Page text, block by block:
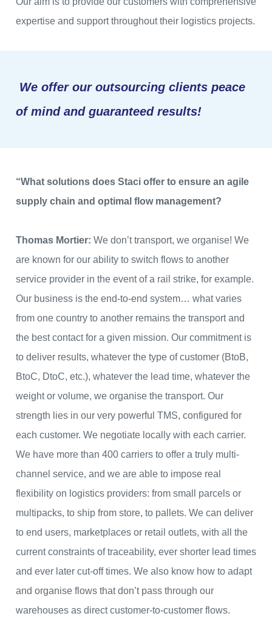
expertise and support throughout their logistics projects.
We offer our outsourcing clients peace
of mind and guaranteed results!
“What solutions does Staci offer to ensure an agile
supply chain and optimal flow management?
Thomas Mortier: We don’t transport, we organise! We
are known for our ability to switch flows to another
service provider in the event of a rail strike, for example.
Our business is the end-to-end system… what varies
from one country to another remains the transport and
the best contact for a given mission. Our commitment is
to deliver results, whatever the type of customer (BtoB,
BtoC, DtoC, etc.), whatever the lead time, whatever the
weight or volume, we organise the transport. Our
strength lies in our very powerful TMS, configured for
each customer. We negotiate locally with each carrier.
We have more than 400 carriers to offer a truly multi-
channel service, and we are able to impose real
flexibility on logistics providers: from small parcels or
multipacks, to ship from store, to pallets. We can deliver
to end users, marketplaces or retail outlets, with all the
current constraints of traceability, ever shorter lead times
and ever later cut-off times. We also know how to adapt
and organise flows that don’t pass through our
warehouses as direct customer-to-customer flows.